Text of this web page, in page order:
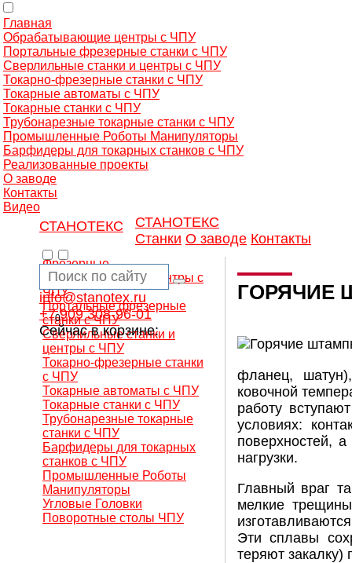
Главная
Обрабатывающие центры с ЧПУ
Портальные фрезерные станки с ЧПУ
Сверлильные станки и центры с ЧПУ
Токарно-фрезерные станки с ЧПУ
Токарные автоматы с ЧПУ
Токарные станки с ЧПУ
Трубонарезные токарные станки с ЧПУ
Промышленные Роботы Манипуляторы
Барфидеры для токарных станков с ЧПУ
Реализованные проекты
О заводе
Контакты
Видео
СТАНОТЕКС
СТАНОТЕКС
Станки О заводе Контакты
info@stanotex.ru
+7 909 308-96-01
Сейчас в корзине:
0
Фрезерные
обрабатывающие центры с
ЧПУ
Портальные фрезерные
станки с ЧПУ
Сверлильные станки и
центры с ЧПУ
Токарно-фрезерные станки
с ЧПУ
Токарные автоматы с ЧПУ
Токарные станки с ЧПУ
Трубонарезные токарные
станки с ЧПУ
Барфидеры для токарных
станков с ЧПУ
Промышленные Роботы
Манипуляторы
Угловые Головки
Поворотные столы ЧПУ
ГОРЯЧИЕ
фланец,
ковочной
работу
условиях:
поверхностей,
нагрузки.
Главный враг
мелкие
Эти сплавы
теряют закалку)